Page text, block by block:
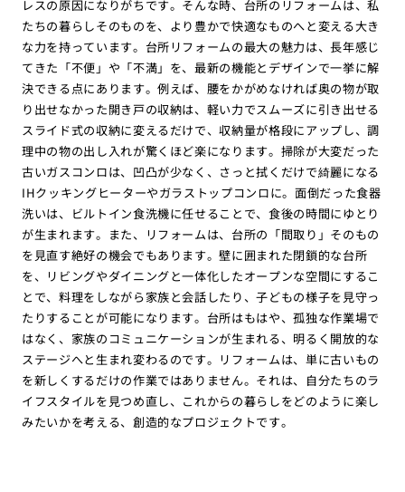
レスの原因になりがちです。そんな時、台所のリフォームは、私
たちの暮らしそのものを、より豊かで快適なものへと変える大き
な力を持っています。台所リフォームの最大の魅力は、長年感じ
てきた「不便」や「不満」を、最新の機能とデザインで一挙に解
決できる点にあります。例えば、腰をかがめなければ奥の物が取
り出せなかった開き戸の収納は、軽い力でスムーズに引き出せる
スライド式の収納に変えるだけで、収納量が格段にアップし、調
理中の物の出し入れが驚くほど楽になります。掃除が大変だった
古いガスコンロは、凹凸が少なく、さっと拭くだけで綺麗になる
IHクッキングヒーターやガラストップコンロに。面倒だった食器
洗いは、ビルトイン食洗機に任せることで、食後の時間にゆとり
が生まれます。また、リフォームは、台所の「間取り」そのもの
を見直す絶好の機会でもあります。壁に囲まれた閉鎖的な台所
を、リビングやダイニングと一体化したオープンな空間にするこ
とで、料理をしながら家族と会話したり、子どもの様子を見守っ
たりすることが可能になります。台所はもはや、孤独な作業場で
はなく、家族のコミュニケーションが生まれる、明るく開放的な
ステージへと生まれ変わるのです。リフォームは、単に古いもの
を新しくするだけの作業ではありません。それは、自分たちのラ
イフスタイルを見つめ直し、これからの暮らしをどのように楽し
みたいかを考える、創造的なプロジェクトです。